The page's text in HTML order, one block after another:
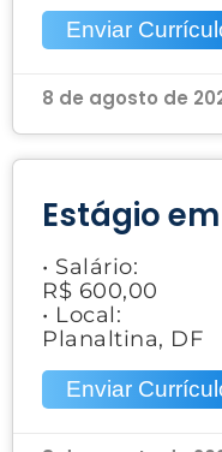
Enviar
8 de agosto de
Estágio
• Salário:
R$ 600,00
• Local:
Planaltina, DF
Enviar